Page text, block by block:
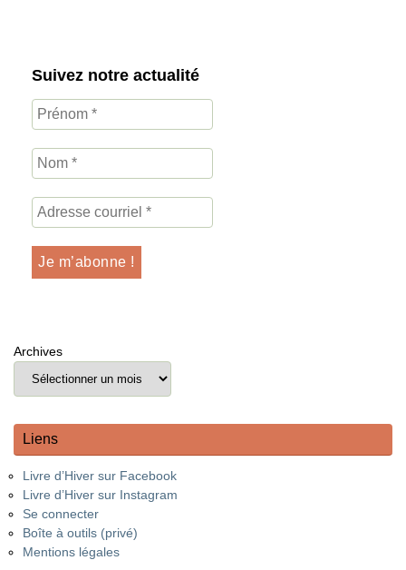
Suivez notre actualité
Archives
Liens
Livre d’Hiver sur Facebook
Livre d’Hiver sur Instagram
Se connecter
Boîte à outils (privé)
Mentions légales